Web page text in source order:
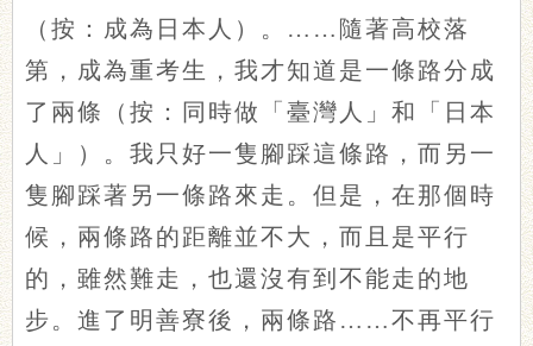
（按：成為日本人）。……隨著高校落
第，成為重考生，我才知道是一條路分成
了兩條（按：同時做「臺灣人」和「日本
人」）。我只好一隻腳踩這條路，而另一
隻腳踩著另一條路來走。但是，在那個時
候，兩條路的距離並不大，而且是平行
的，雖然難走，也還沒有到不能走的地
步。進了明善寮後，兩條路……不再平行